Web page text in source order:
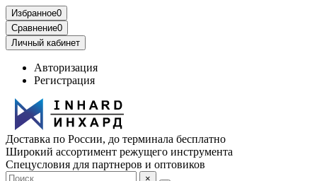
Избранное0
Сравнение0
Личный кабинет
Авторизация
Регистрация
Доставка по России, до терминала бесплатно
Широкий ассортимент режущего инструмента
Спецусловия для партнеров и оптовиков
×